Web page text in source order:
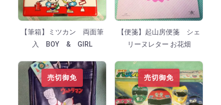
【筆箱】ミツカン 両面筆
入 BOY & GIRL
【便箋】起山房便箋 シェ
リーヌレター お花畑
売切御免 売切御免